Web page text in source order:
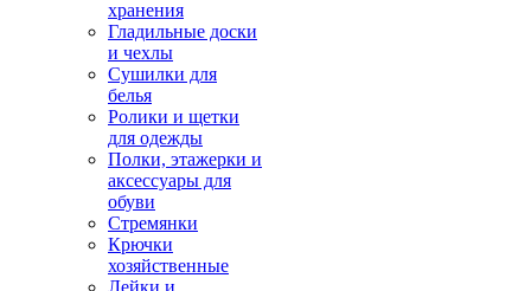
хранения
Гладильные доски
и чехлы
Сушилки для
белья
Ролики и щетки
для одежды
Полки, этажерки и
аксессуары для
обуви
Стремянки
Крючки
хозяйственные
Лейки и